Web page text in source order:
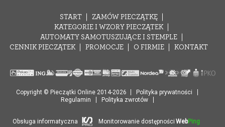
START
ZAMÓW PIECZĄTKĘ
KATEGORIE I WZORY PIECZĄTEK
AUTOMATY SAMOTUSZUJĄCE I STEMPLE
CENNIK PIECZĄTEK
PROMOCJE O FIRMIE KONTAKT
Copyright © Pieczątki Online 2014-2026
Polityka prywatności
Regulamin
Polityka zwrotów
Obsługa informatyczna Monitorowanie dostępności WebPing